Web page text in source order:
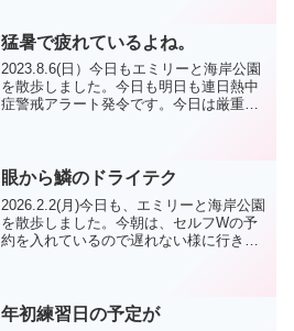
した。前...
猛暑で疲れているよね。
2023.8.6(日）今日もエミリーと海岸公園
を散歩しました。今日も明日も連日熱中
症警戒アラート発令です。今日は厳重警
が、主導権は取...
眼から鱗のドライテク
2026.2.2(月)今日も、エミリーと海岸公園
を散歩しました。今朝は、セルフWの予
約を入れているので遅れない様に行きま
なぜか急...
年初練習日の予定が